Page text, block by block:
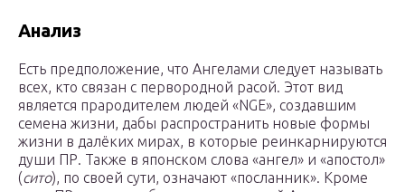
Анализ
Есть предположение, что Ангелами следует называть
всех, кто связан с первородной расой. Этот вид
является прародителем людей «NGE», создавшим
семена жизни, дабы распространить новые формы
жизни в далёких мирах, в которые реинкарнируются
души ПР. Также в японском слова «ангел» и «апостол»
(сито), по своей сути, означают «посланник». Кроме